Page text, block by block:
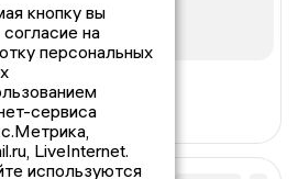
кнопку вы
на
персональных
сервиса
LiveInternet.
используются